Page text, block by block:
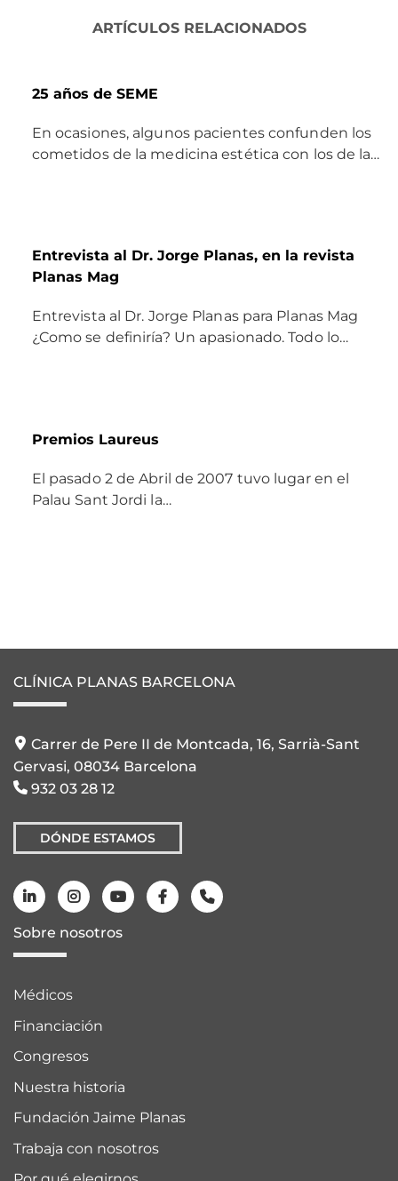
ARTÍCULOS RELACIONADOS
25 años de SEME
En ocasiones, algunos pacientes confunden los
cometidos de la medicina estética con los de la…
Entrevista al Dr. Jorge Planas, en la revista
Planas Mag
Entrevista al Dr. Jorge Planas para Planas Mag
¿Como se definiría? Un apasionado. Todo lo…
Premios Laureus
El pasado 2 de Abril de 2007 tuvo lugar en el
Palau Sant Jordi la…
CLÍNICA PLANAS BARCELONA
Carrer de Pere II de Montcada, 16, Sarrià-Sant
Gervasi, 08034 Barcelona
932 03 28 12
DÓNDE ESTAMOS
Sobre nosotros
Médicos
Financiación
Congresos
Nuestra historia
Fundación Jaime Planas
Trabaja con nosotros